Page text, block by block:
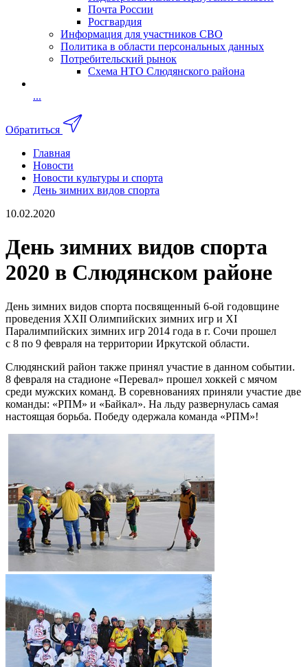
Почта России
Росгвардия
Информация для участников СВО
Политика в области персональных данных
Потребительский рынок
Схема НТО Слюдянского района
...
Обратиться
Главная
Новости
Новости культуры и спорта
День зимних видов спорта
10.02.2020
День зимних видов спорта
2020 в Слюдянском районе
День зимних видов спорта посвященный 6-ой годовщине
проведения XXII Олимпийских зимних игр и XI
Паралимпийских зимних игр 2014 года в г. Сочи прошел
с 8 по 9 февраля на территории Иркутской области.
Слюдянский район также принял участие в данном событии.
8 февраля на стадионе «Перевал» прошел хоккей с мячом
среди мужских команд. В соревнованиях приняли участие две
команды: «РПМ» и «Байкал». На льду развернулась самая
настоящая борьба. Победу одержала команда «РПМ»!